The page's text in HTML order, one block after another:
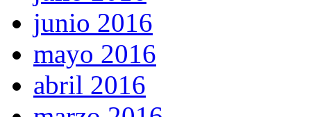
junio 2016
mayo 2016
abril 2016